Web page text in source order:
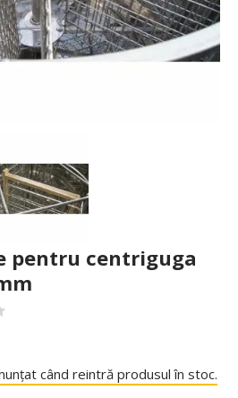
pentru centriguga
când reintră produsul în stoc.